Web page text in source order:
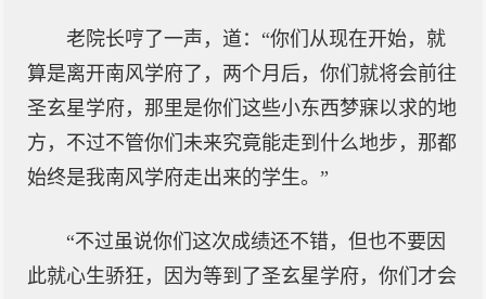
老院长哼了一声，道：“你们从现在开始，就
算是离开南风学府了，两个月后，你们就将会前往
圣玄星学府，那里是你们这些小东西梦寐以求的地
方，不过不管你们未来究竟能走到什么地步，那都
始终是我南风学府走出来的学生。”
“不过虽说你们这次成绩还不错，但也不要因
此就心生骄狂，因为等到了圣玄星学府，你们才会